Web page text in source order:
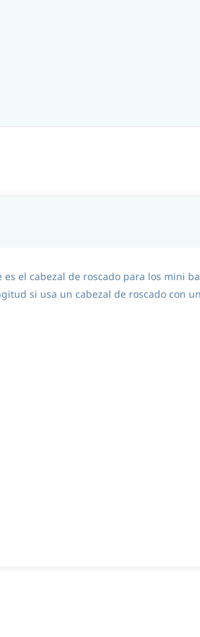
el cabezal de roscado para los mini
si usa un cabezal de roscado con